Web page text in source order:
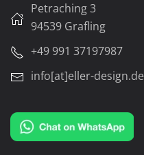
Petraching 3
94539 Grafling
+49 991 37197987
info[at]eller-design.de